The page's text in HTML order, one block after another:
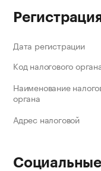
Дата регистрации
Код налогового
Наименование
органа
Адрес налоговой